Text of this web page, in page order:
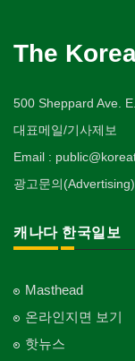
Fashion/Boutique
Blanket
웨딩서비스
Bridal Fashion/
자수
개인지도-미술/사진
Private Lesson-Art/
Private Lesson-
Private Lesson-
개인지도-기타
보석감정사
인쇄
장의사
직업소개 에이전트
Cleaning
카펫 청소
스테이징 홈
전기공사/수리
Electric Work
정원공사/조경
Roofing
Curtain/Carpet
자동차-판매/리스
자동차-견인
Towing
자동차-청소
Auto Cleaning
운동구/스포츠용품
취미/레저
Hobby/Leisure
태권도/무술
Taekwondo/Martial
Spring Water/Water
Nursing Home
Sauna
Skin Care
화장품
Cosmetics
Buddhist Temple
한국일보 본사 및 지
한국정부기관
Korean
한인회
Korean Cultural
Newspaper/TV/Radio
한국기업 현지법인/
Korean Enterprises
Shoe Repair
ETC
아파트
The
500 Sheppard Ave.
대표메일/기사제보
Email :
광고문의
캐나다 한국일보
Masthead
온라인지면 보기
핫뉴스